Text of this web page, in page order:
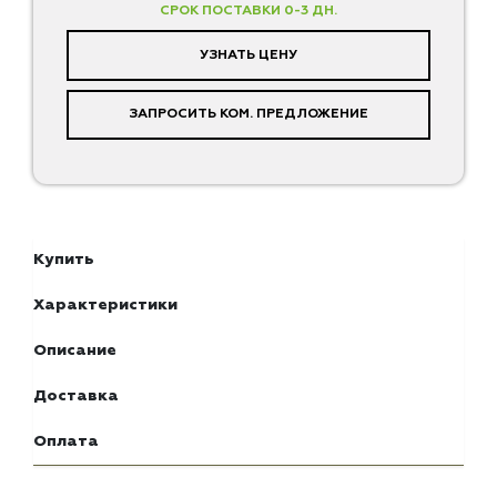
СРОК ПОСТАВКИ 0-3 ДН.
УЗНАТЬ ЦЕНУ
ЗАПРОСИТЬ КОМ. ПРЕДЛОЖЕНИЕ
Купить
Характеристики
Описание
Доставка
Оплата